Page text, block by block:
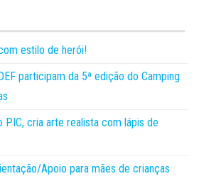
estilo de herói!
participam da 5ª edição do Camping
PIC, cria arte realista com lápis de
Apoio para mães de crianças